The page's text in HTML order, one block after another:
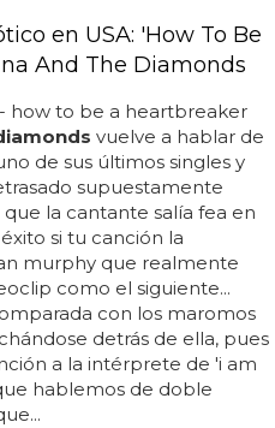
en USA: 'How To Be
And The Diamonds
- how to be a heartbreaker
vuelve a hablar de
de sus últimos singles y
supuestamente
la cantante salía fea en
si tu canción la
murphy que realmente
como el siguiente...
con los maromos
detrás de ella, pues
a la intérprete de 'i am
hablemos de doble